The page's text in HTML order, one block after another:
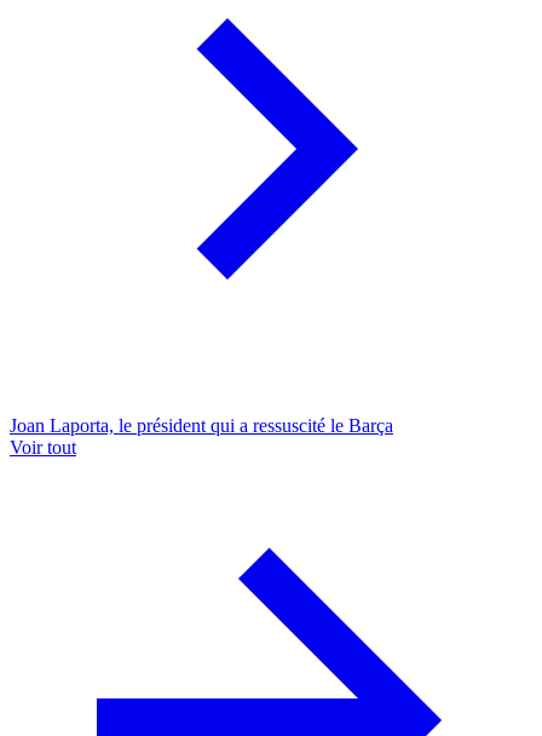
Joan Laporta, le président qui a ressuscité le Barça
Voir tout